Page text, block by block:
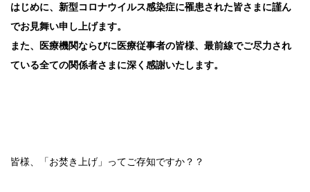
はじめに、新型コロナウイルス感染症に罹患された皆さまに謹ん
でお見舞い申し上げます。
また、医療機関ならびに医療従事者の皆様、最前線でご尽力され
ている全ての関係者さまに深く感謝いたします。
皆様、「お焚き上げ」ってご存知ですか？？